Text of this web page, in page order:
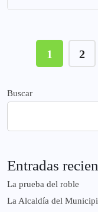
1 2
Buscar
Entradas
La prueba del roble
La Alcaldía del